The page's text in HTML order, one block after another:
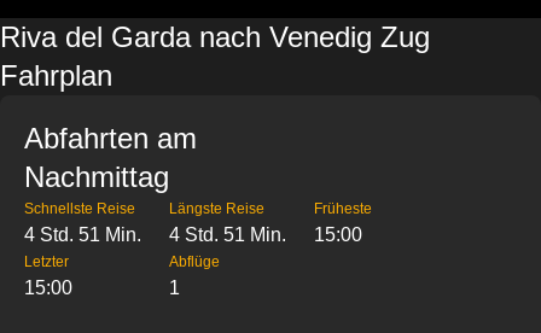
Riva del Garda nach Venedig Zug
Fahrplan
Abfahrten am
Nachmittag
Schnellste Reise
4 Std. 51 Min.
Längste Reise
4 Std. 51 Min.
Früheste
15:00
Letzter
15:00
Abflüge
1